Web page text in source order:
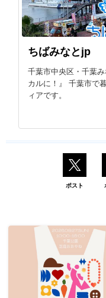
ちばみなとjp
千葉市中央区・千葉
カルに！』 千葉市で
ィアです。
ポスト